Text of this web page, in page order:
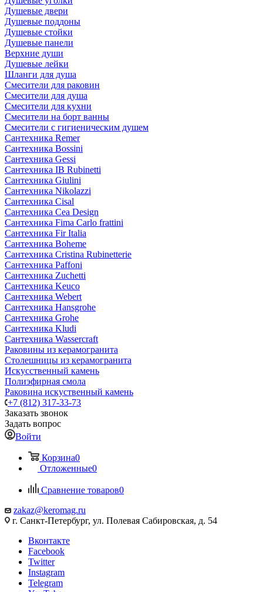
Душевые двери
Душевые поддоны
Душевые стойки
Душевые панели
Верхние души
Душевые лейки
Шланги для душа
Смесители для раковин
Смесители для душа
Смесители для кухни
Смесители на борт ванны
Смесители с гигиеническим душем
Сантехника Remer
Сантехника Bossini
Сантехника Gessi
Сантехника IB Rubinetti
Сантехника Giulini
Сантехника Nikolazzi
Сантехника Cisal
Сантехника Cea Design
Сантехника Fima Carlo frattini
Сантехника Fir Italia
Сантехника Boheme
Сантехника Cristina Rubinetterie
Сантехника Paffoni
Сантехника Zuchetti
Сантехника Keuco
Сантехника Webert
Сантехника Hansgrohe
Сантехника Grohe
Сантехника Kludi
Сантехника Wassercraft
Раковины из керамогранита
Столешницы из керамогранита
Искусственный камень
Полиэфирная смола
Раковина искуственный камень
+7 (812) 317-33-73
Заказать звонок
Задать вопрос
Войти
Корзина0
Отложенные0
Сравнение товаров0
zakaz@keromag.ru
г. Санкт-Петербург, ул. Полевая Сабировская, д. 54
Вконтакте
Facebook
Twitter
Instagram
Telegram